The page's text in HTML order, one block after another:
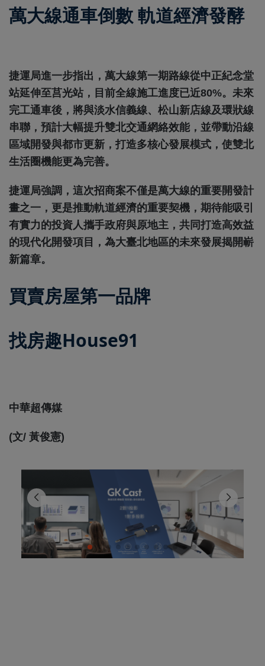
萬大線通車倒數 軌道經濟發酵
捷運局進一步指出，萬大線第一期路線從中正紀念堂
站延伸至莒光站，目前全線施工進度已近80%。未來
完工通車後，將與淡水信義線、松山新店線及環狀線
串聯，預計大幅提升雙北交通網絡效能，並帶動沿線
區域開發與都市更新，打造多核心發展模式，使雙北
生活圈機能更為完善。
捷運局強調，這次招商案不僅是萬大線的重要開發計
畫之一，更是推動軌道經濟的重要契機，期待能吸引
有實力的投資人攜手政府與原地主，共同打造高效益
的現代化開發項目，為大臺北地區的未來發展揭開嶄
新篇章。
買賣房屋第一品牌
找房趣House91
中華超傳媒
(文/ 黃俊憲)